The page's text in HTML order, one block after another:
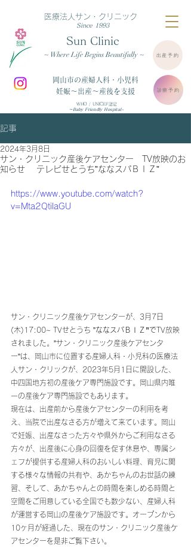
Since 1993
医療法人サン・クリニック
Sun Clinic
出産予約
~ Where Life Begins Beautifully ~
診療予約
岡山市の産婦人科・小児科
妊娠～出産～産後を支援
WHO / UNICEF認定
～Baby Friendly Hospital~
記事
サン・クリニック産後ケアセンター TV放映のお
知らせ テレビせとうち”ななスパＢＩＺ”
2024年3月8日
https://www.youtube.com/watch?
v=Mta2QtilaGU
サン・クリニック産後ケアセンターが、3月7日
(木)17:00~ TVせとうち ”ななスパＢＩＺ”でTV放映
されました。”サン・クリニック産後ケアセンタ
ー”は、岡山市に位置する産婦人科・小児科の医療法
人サン・クリックが、2023年5月1日に開設した、
中四国地方初の産後ケア専門施設です。岡山県内唯
一の産後ケア専門施設でもあります。
現在は、出産前から産後ケアセンターの利用を考
え、当院で出産なさる方が増えて来ています。岡山
で妊娠、出産なさった方々や県外からご利用なさる
方々が、出産後に心身の回復を促す休息や、専属シ
ェフが提供する産婦人科のおいしい料理、育児に関
する様々な情報の共有や、あかちゃんのお世話の練
習、そして、あかちゃんとの時間を楽しめる時間と
空間をご用意している全国でも数少ない、産婦人科
が運営する岡山の産後ケア施設です。オープンから
10ヶ月が経過した、現在のサン・クリニック産後ケ
アセンターを是非ご覧下さい。